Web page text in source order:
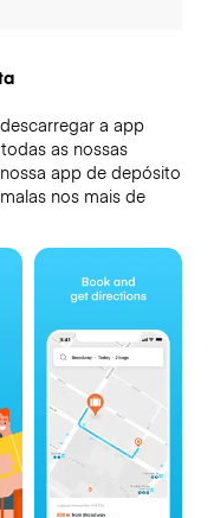
a app
as nossas
app de depósito
nos mais de